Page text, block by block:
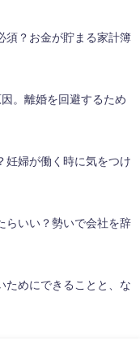
須？お金が貯まる家計簿
。離婚を回避するため
妊婦が働く時に気をつけ
らいい？勢いで会社を辞
ためにできることと、な